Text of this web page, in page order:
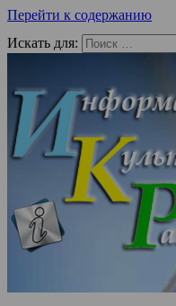
Перейти к содержанию
Искать для: